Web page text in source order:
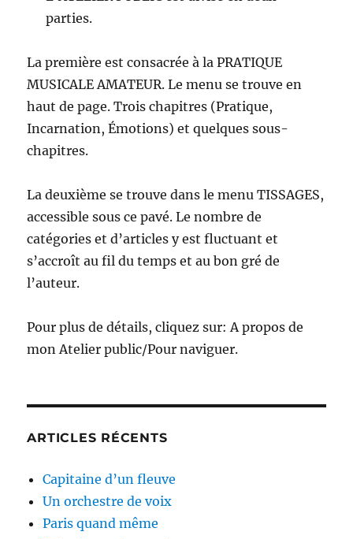
parties.
La première est consacrée à la PRATIQUE
MUSICALE AMATEUR. Le menu se trouve en
haut de page. Trois chapitres (Pratique,
Incarnation, Émotions) et quelques sous-
chapitres.
La deuxième se trouve dans le menu TISSAGES,
accessible sous ce pavé. Le nombre de
catégories et d’articles y est fluctuant et
s’accroît au fil du temps et au bon gré de
l’auteur.
Pour plus de détails, cliquez sur: A propos de
mon Atelier public/Pour naviguer.
ARTICLES RÉCENTS
Capitaine d’un fleuve
Un orchestre de voix
Paris quand même